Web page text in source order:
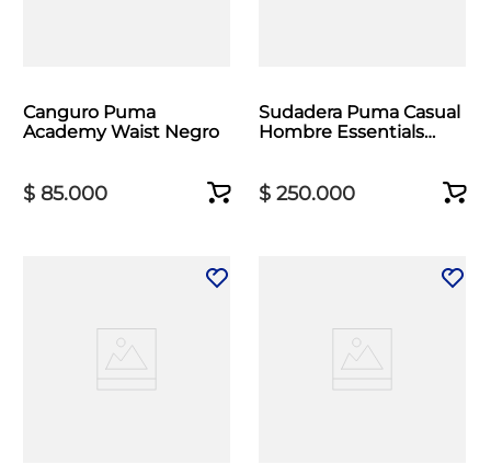
Canguro Puma
Academy Waist Negro
$ 85.000
Sudadera Puma Casual
Hombre Essentials
$ 250.000